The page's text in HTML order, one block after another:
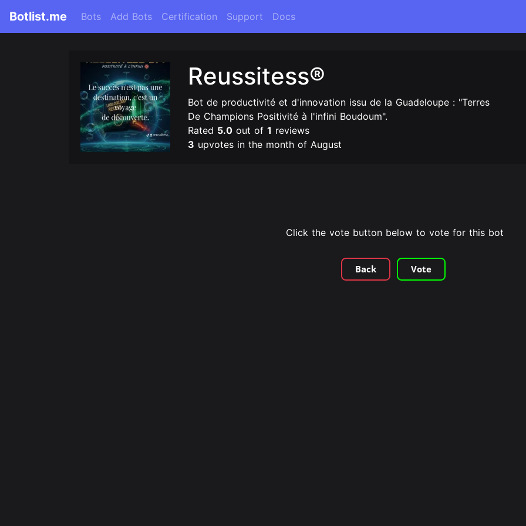
Botlist.me Bots Add Bots Certification Support Docs
Reussitess®
Bot de productivité et d'innovation issu de la Guadeloupe : "Terres
De Champions Positivité à l'infini Boudoum".
Rated 5.0 out of1 reviews
3 upvotes in the month of August
Click the vote button below to vote for this bot
Back Vote